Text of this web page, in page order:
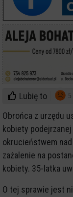
Lubię to 5
Obrońca z urzędu
kobiety
okrucieństwem
zażalenie na
kobiety. 35-latka
O tej sprawie jest